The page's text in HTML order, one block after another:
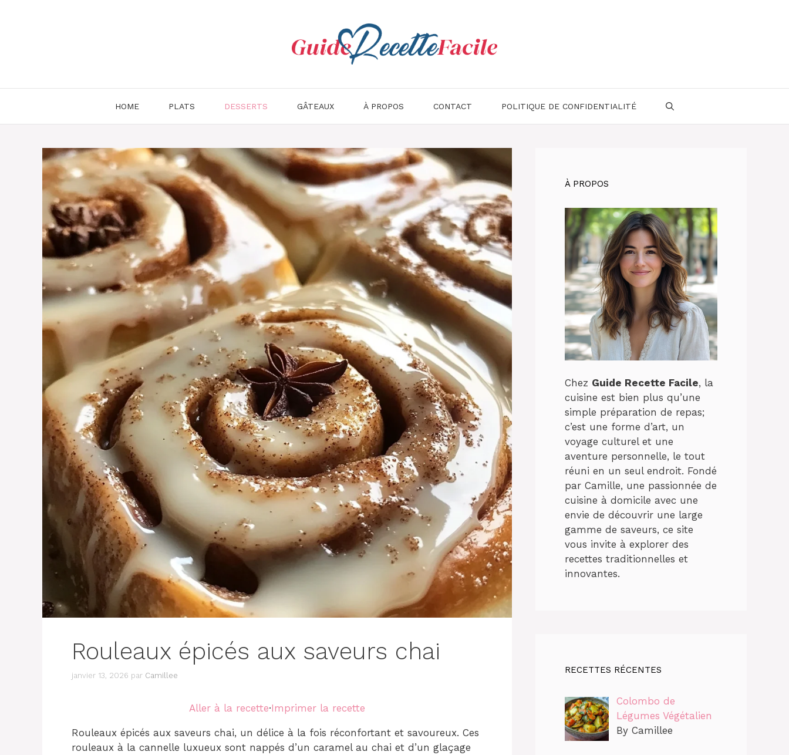
HOME PLATS DESSERTS GÂTEAUX À PROPOS CONTACT POLITIQUE DE CONFIDENTIALITÉ
Rouleaux épicés aux saveurs chai
janvier 13, 2026 par Camillee
Aller à la recette·Imprimer la recette
Rouleaux épicés aux saveurs chai, un délice à la fois réconfortant et savoureux. Ces
rouleaux à la cannelle luxueux sont nappés d’un caramel au chai et d’un glaçage
À PROPOS
Chez Guide Recette Facile, la
cuisine est bien plus qu’une
simple préparation de repas;
c’est une forme d’art, un
voyage culturel et une
aventure personnelle, le tout
réuni en un seul endroit. Fondé
par Camille, une passionnée de
cuisine à domicile avec une
envie de découvrir une large
gamme de saveurs, ce site
vous invite à explorer des
recettes traditionnelles et
innovantes.
RECETTES RÉCENTES
Colombo de
Légumes Végétalien
By Camillee